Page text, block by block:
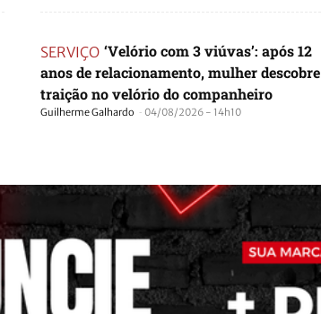
SERVIÇO ‘Velório com 3 viúvas’: após 12
anos de relacionamento, mulher descobre
traição no velório do companheiro
Guilherme Galhardo - 04/08/2026 - 14h10